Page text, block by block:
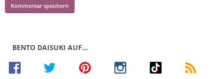
BENTO DAISUKI AUF…